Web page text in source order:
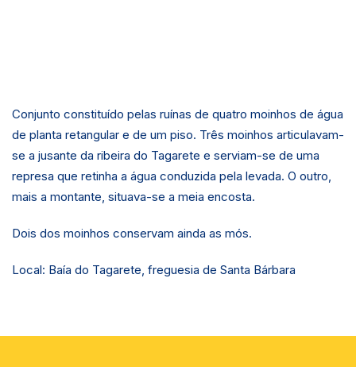
Conjunto constituído pelas ruínas de quatro moinhos de água
de planta retangular e de um piso. Três moinhos articulavam-
se a jusante da ribeira do Tagarete e serviam-se de uma
represa que retinha a água conduzida pela levada. O outro,
mais a montante, situava-se a meia encosta.
Dois dos moinhos conservam ainda as mós.
Local: Baía do Tagarete, freguesia de Santa Bárbara